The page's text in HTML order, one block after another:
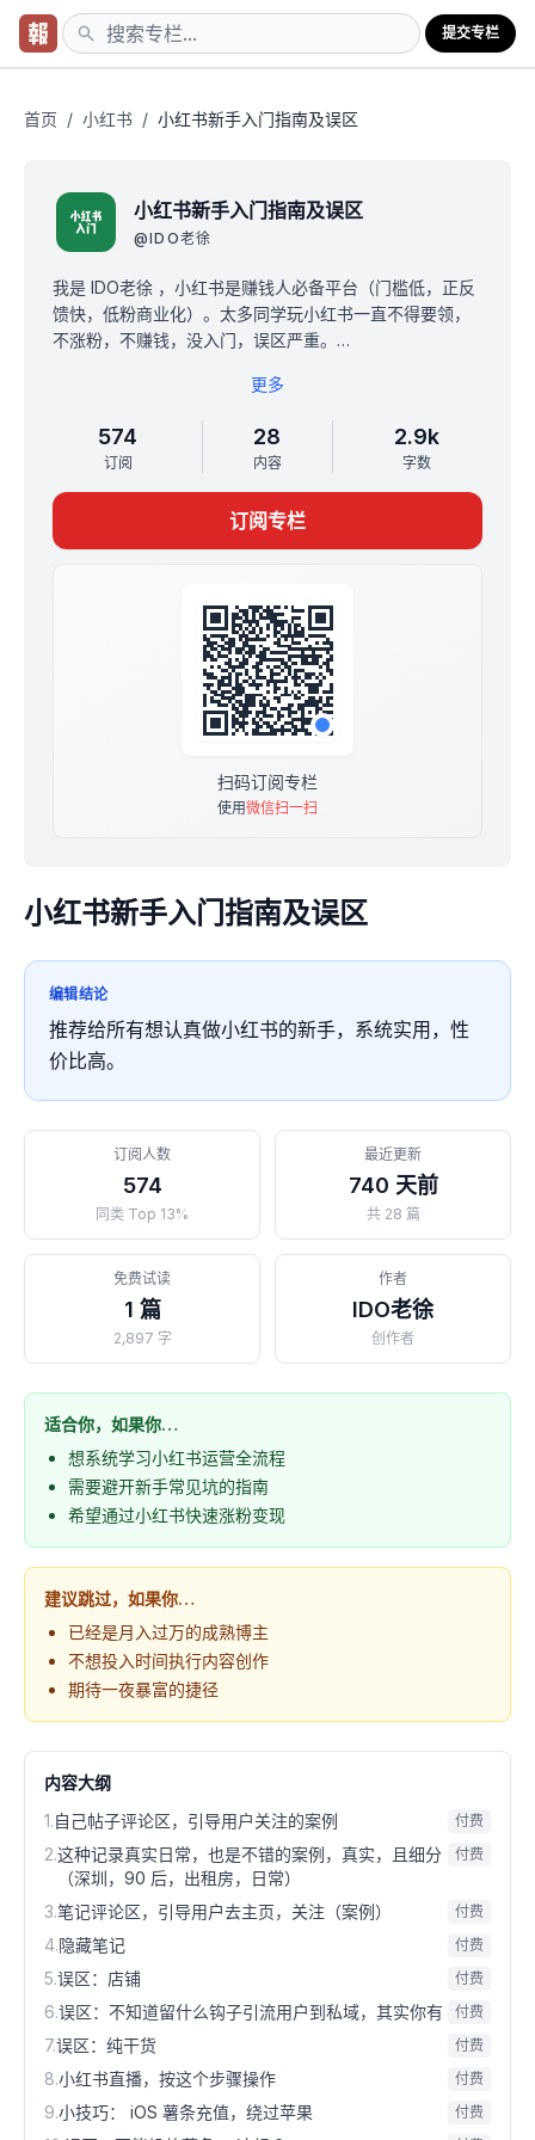
提交专栏
首页 / 小红书 / 小红书新手入门指南及误区
小红书新手入门指南及误区
@IDO老徐
我是 IDO老徐 ，小红书是赚钱人必备平台（门槛低，正反
馈快，低粉商业化）。太多同学玩小红书一直不得要领，
不涨粉，不赚钱，没入门，误区严重。
这是基于 https://xiaobot.net/p/xhs 案例库的补充，建议
都订阅。
原价 199，限时最低价 18.93 ，满 1000 人涨价至
33.99（随着人数增长可能会提前涨价）
订阅后，微信 957863300 找我，发支付截图，解锁「定
向朋友圈和资料包」
更多
574
订阅
28
内容
2.9k
字数
订阅专栏
扫码订阅专栏
使用微信扫一扫
小红书新手入门指南及误区
编辑结论
推荐给所有想认真做小红书的新手，系统实用，性
价比高。
订阅人数
574
同类 Top 13%
最近更新
740 天前
共 28 篇
免费试读
1 篇
2,897 字
作者
IDO老徐
创作者
适合你，如果你…
想系统学习小红书运营全流程
需要避开新手常见坑的指南
希望通过小红书快速涨粉变现
建议跳过，如果你…
已经是月入过万的成熟博主
不想投入时间执行内容创作
期待一夜暴富的捷径
内容大纲
1.自己帖子评论区，引导用户关注的案例 付费
2.这种记录真实日常，也是不错的案例，真实，且细分
（深圳，90 后，出租房，日常）
付费
3.笔记评论区，引导用户去主页，关注（案例） 付费
4.隐藏笔记 付费
5.误区：店铺 付费
6.误区：不知道留什么钩子引流用户到私域，其实你有 付费
7.误区：纯干货 付费
8.小红书直播，按这个步骤操作 付费
9.小技巧： iOS 薯条充值，绕过苹果 付费